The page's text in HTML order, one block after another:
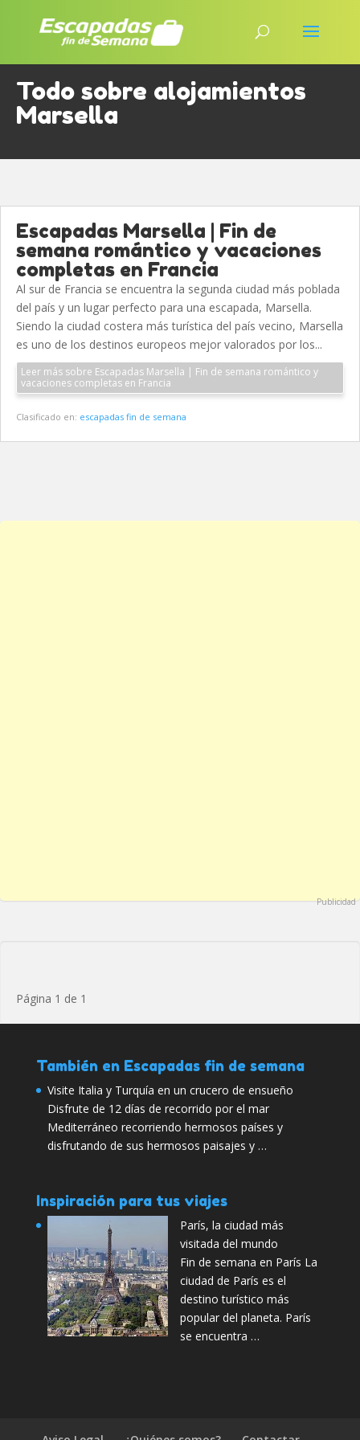
Todo sobre alojamientos
Marsella
Escapadas Marsella | Fin de
semana romántico y vacaciones
completas en Francia
Al sur de Francia se encuentra la segunda ciudad más poblada
del país y un lugar perfecto para una escapada, Marsella.
Siendo la ciudad costera más turística del país vecino, Marsella
es uno de los destinos europeos mejor valorados por los...
Leer más sobre Escapadas Marsella | Fin de semana romántico y
vacaciones completas en Francia
Clasificado en: escapadas fin de semana
Publicidad
Página 1 de 1
También en Escapadas fin de semana
Visite Italia y Turquía en un crucero de ensueño
Disfrute de 12 días de recorrido por el mar
Mediterráneo recorriendo hermosos países y
disfrutando de sus hermosos paisajes y …
Inspiración para tus viajes
París, la ciudad más
visitada del mundo
Fin de semana en París La
ciudad de París es el
destino turístico más
popular del planeta. París
se encuentra …